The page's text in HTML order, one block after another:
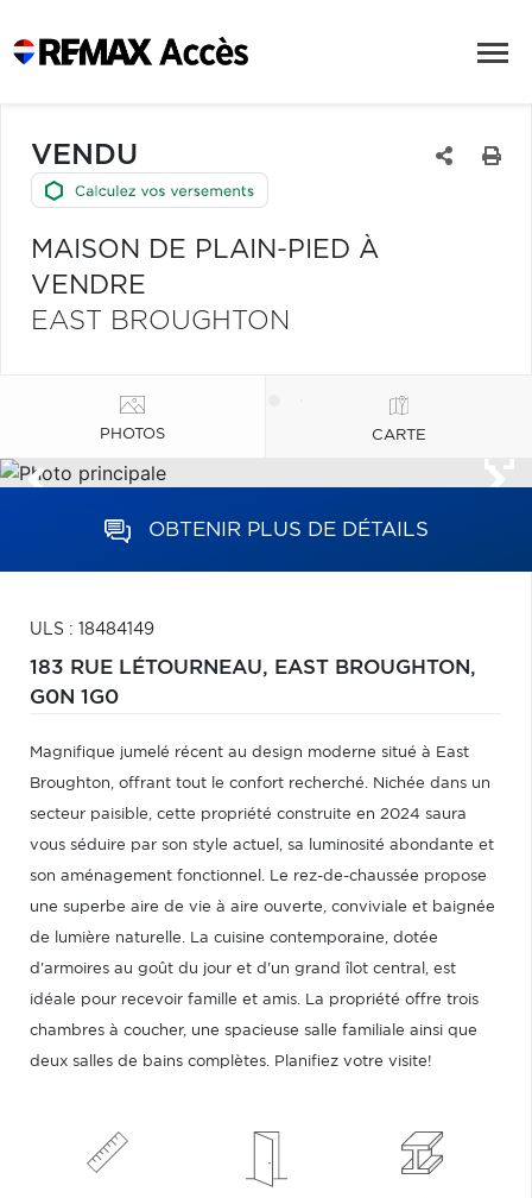
VENDU
MAISON DE PLAIN-PIED À
VENDRE
EAST BROUGHTON
PHOTOS CARTE
OBTENIR PLUS DE DÉTAILS
ULS : 18484149
183 RUE LÉTOURNEAU, EAST BROUGHTON,
G0N 1G0
Magnifique jumelé récent au design moderne situé à East
Broughton, offrant tout le confort recherché. Nichée dans un
secteur paisible, cette propriété construite en 2024 saura
vous séduire par son style actuel, sa luminosité abondante et
son aménagement fonctionnel. Le rez-de-chaussée propose
une superbe aire de vie à aire ouverte, conviviale et baignée
de lumière naturelle. La cuisine contemporaine, dotée
d'armoires au goût du jour et d'un grand îlot central, est
idéale pour recevoir famille et amis. La propriété offre trois
chambres à coucher, une spacieuse salle familiale ainsi que
deux salles de bains complètes. Planifiez votre visite!